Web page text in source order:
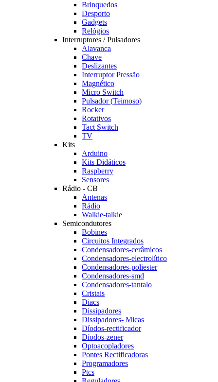
Brinquedos
Desporto
Gadgets
Relógios
Interruptores / Pulsadores
Alavanca
Chave
Deslizantes
Interruptor Pressão
Magnético
Micro Switch
Pulsador (Teimoso)
Rocker
Rotativos
Tact Switch
TV
Kits
Arduino
Kits Didáticos
Raspberry
Sensores
Rádio - CB
Antenas
Rádio
Walkie-talkie
Semicondutores
Bobines
Circuitos Integrados
Condensadores-cerâmicos
Condensadores-electrolítico
Condensadores-poliester
Condensadores-smd
Condensadores-tantalo
Cristais
Diacs
Dissipadores
Dissipadores- Micas
Díodos-rectificador
Díodos-zener
Optoacopladores
Pontes Rectificadoras
Programadores
Ptcs